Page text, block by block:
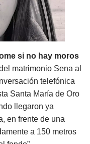
si no hay moros
matrimonio Sena al
telefónica
Santa María de Oro
llegaron ya
en frente de una
a 150 metros